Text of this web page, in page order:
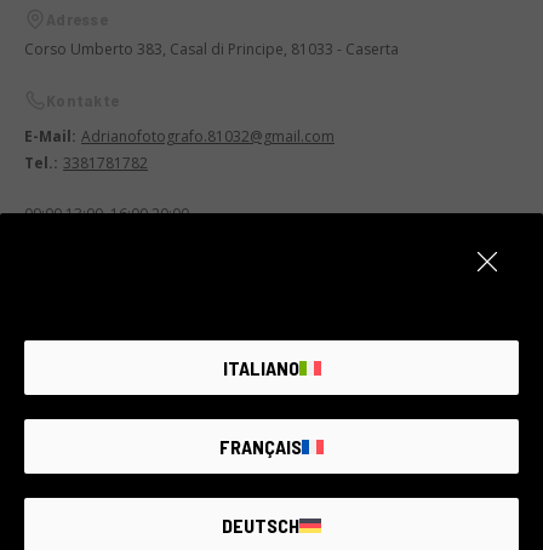
Corso Umberto 383, Casal di Principe, 81033 - Caserta
E-Mail: Adrianofotografo.81032@gmail.com
Tel.: 3381781782
09:00 13:00, 16:00 20:00
ITALIANO
FRANÇAIS
DEUTSCH